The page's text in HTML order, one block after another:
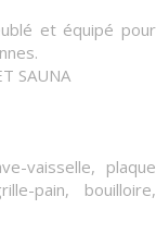
et équipé pour
SAUNA
vaisselle, plaque
pain, bouilloire,